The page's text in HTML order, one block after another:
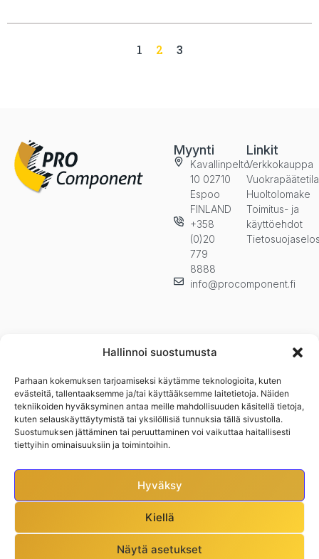
Hallinnoi suostumusta
Parhaan kokemuksen tarjoamiseksi käytämme teknologioita, kuten
evästeitä, tallentaaksemme ja/tai käyttääksemme laitetietoja. Näiden
tekniikoiden hyväksyminen antaa meille mahdollisuuden käsitellä tietoja,
kuten selauskäyttäytymistä tai yksilöllisiä tunnuksia tällä sivustolla.
Suostumuksen jättäminen tai peruuttaminen voi vaikuttaa haitallisesti
tiettyihin ominaisuuksiin ja toimintoihin.
Hyväksy
Kiellä
Näytä asetukset
1 2 3
Myynti
Kavallinpelto
10 02710
Espoo
FINLAND
+358
(0)20
779
8888
info@procomponent.fi
Linkit
Verkkokauppa
Huoltolomake
Toimitus- ja
käyttöehdot
Pysy ajan tasalla ja tilaa uutiskirjeemme. Kuulet ensimmäisenä
uutuuksista, kampanjoista ja muista eduistamme.n